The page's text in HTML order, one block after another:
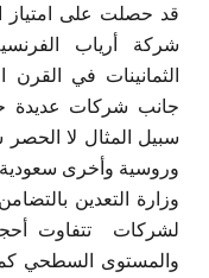
قد حصلت على امتياز
شركة أرياب
الثمانينات في
جانب شركات عديدة
سبيل المثال لا
وروسية وأخرى سعودية
لشركات تتفاوت
والمستوى السطحي